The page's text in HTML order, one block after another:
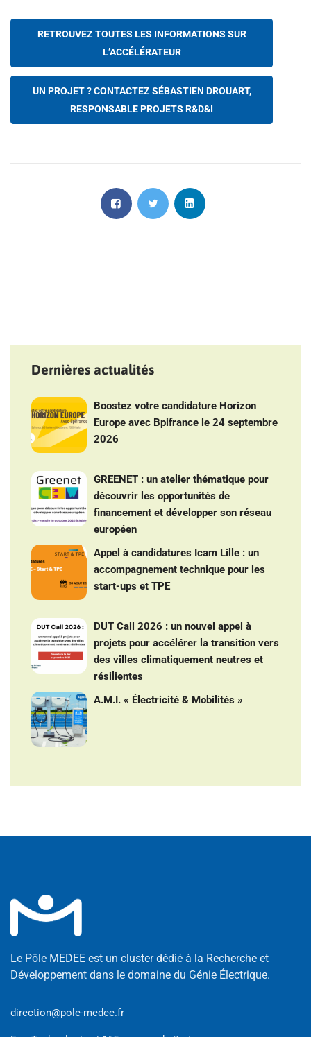
RETROUVEZ TOUTES LES INFORMATIONS SUR
L’ACCÉLÉRATEUR
UN PROJET ? CONTACTEZ SÉBASTIEN DROUART,
RESPONSABLE PROJETS R&D&I
Dernières actualités
Boostez votre candidature Horizon
Europe avec Bpifrance le 24 septembre
2026
GREENET : un atelier thématique pour
découvrir les opportunités de
financement et développer son réseau
européen
Appel à candidatures Icam Lille : un
accompagnement technique pour les
start-ups et TPE
DUT Call 2026 : un nouvel appel à
projets pour accélérer la transition vers
des villes climatiquement neutres et
résilientes
A.M.I. « Électricité & Mobilités »
Le Pôle MEDEE est un cluster dédié à la Recherche et
Développement dans le domaine du Génie Électrique.
direction@pole-medee.fr